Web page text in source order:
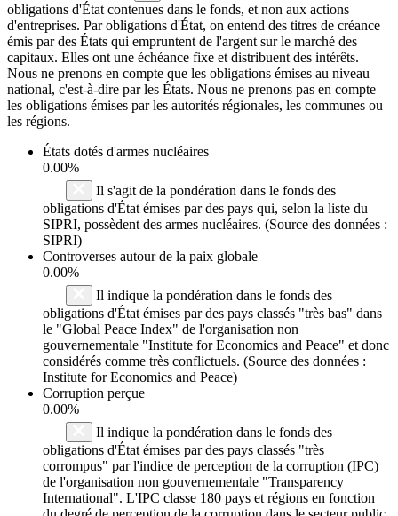
obligations d'État contenues dans le fonds, et non aux actions
d'entreprises. Par obligations d'État, on entend des titres de créance
émis par des États qui empruntent de l'argent sur le marché des
capitaux. Elles ont une échéance fixe et distribuent des intérêts.
Nous ne prenons en compte que les obligations émises au niveau
national, c'est-à-dire par les États. Nous ne prenons pas en compte
les obligations émises par les autorités régionales, les communes ou
les régions.
États dotés d'armes nucléaires
0.00%
Il s'agit de la pondération dans le fonds des
obligations d'État émises par des pays qui, selon la liste du
SIPRI, possèdent des armes nucléaires. (Source des données :
SIPRI)
Controverses autour de la paix globale
0.00%
Il indique la pondération dans le fonds des
obligations d'État émises par des pays classés "très bas" dans
le "Global Peace Index" de l'organisation non
gouvernementale "Institute for Economics and Peace" et donc
considérés comme très conflictuels. (Source des données :
Institute for Economics and Peace)
Corruption perçue
0.00%
Il indique la pondération dans le fonds des
obligations d'État émises par des pays classés "très
corrompus" par l'indice de perception de la corruption (IPC)
de l'organisation non gouvernementale "Transparency
International". L'IPC classe 180 pays et régions en fonction